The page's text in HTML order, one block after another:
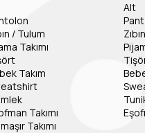
/ Tulum
Takımı
Takım
Takımı
Takımı
Alt